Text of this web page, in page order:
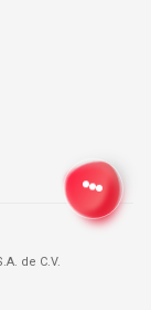
de C.V.